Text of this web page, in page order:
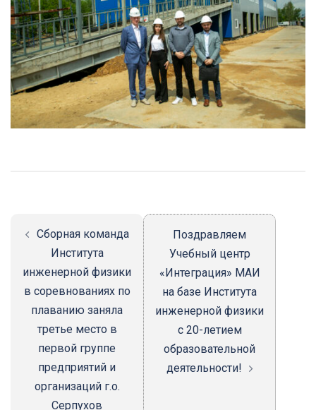
Навигация
Сборная команда
Института
инженерной физики
в соревнованиях по
плаванию заняла
третье место в
первой группе
предприятий и
организаций г.о.
Серпухов
Поздравляем
Учебный центр
«Интеграция» МАИ
на базе Института
инженерной физики
с 20-летием
образовательной
деятельности!